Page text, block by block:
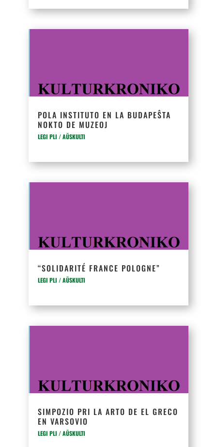
POLA INSTITUTO EN LA BUDAPEŜTA
NOKTO DE MUZEOJ
LEGI PLI / AŬSKULTI
“SO­LI­DA­RI­TÉ FRAN­CE PO­LO­GNE”
LEGI PLI / AŬSKULTI
SIMPOZIO PRI LA ARTO DE EL GRECO
EN VARSOVIO
LEGI PLI / AŬSKULTI